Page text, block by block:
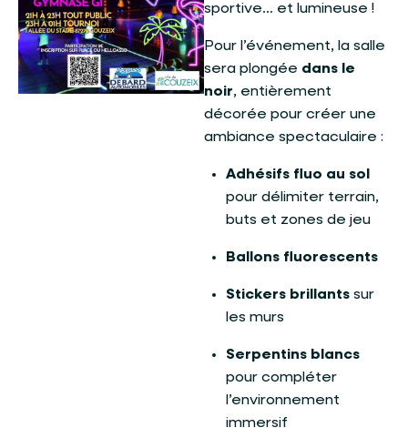
sportive… et lumineuse !
Pour l’événement, la salle
sera plongée dans le
noir, entièrement
décorée pour créer une
ambiance spectaculaire :
Adhésifs fluo au sol
pour délimiter terrain,
buts et zones de jeu
Ballons fluorescents
Stickers brillants sur
les murs
Serpentins blancs
pour compléter
l’environnement
immersif